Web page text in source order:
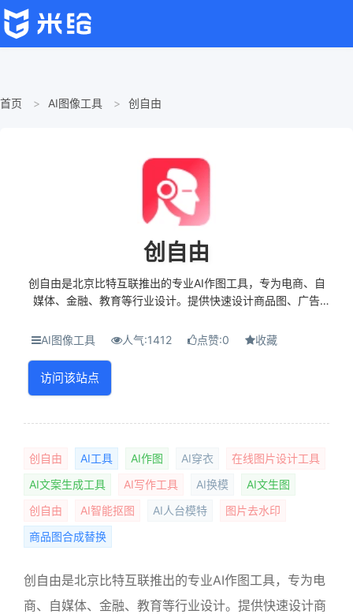
首页 AI图像工具 创自由
创自由
创自由是北京比特互联推出的专业AI作图工具，专为电商、自
媒体、金融、教育等行业设计。提供快速设计商品图、广告
文字介绍，AI即可自动生成图片。此外，...
AI图像工具 人气:1412 点赞:0 收藏
访问该站点
创自由 AI工具 AI作图 AI穿衣
在线图片设计工具
AI文案生成工具
AI写作工具 AI换模
AI文生图
创自由
AI智能抠图 AI人台模特
图片去水印
商品图合成替换
创自由是北京比特互联推出的专业AI作图工具，专为电
商、自媒体、金融、教育等行业设计。提供快速设计商